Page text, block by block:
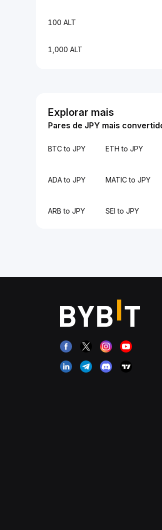
100 ALT
1,000 ALT
Explorar mais
Pares de JPY mais
BTC to JPY ETH to JPY
ADA to JPY MATIC to JPY
ARB to JPY SEI to JPY